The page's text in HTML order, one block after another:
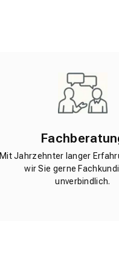
Mit Jahrzehnter langer
wir Sie gerne
unverbindlich.